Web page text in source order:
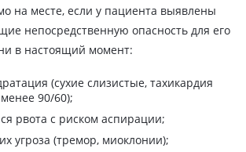
на месте, если у пациента выявлены
непосредственную опасность для его
в настоящий момент:
(сухие слизистые, тахикардия
90/60);
рвота с риском аспирации;
угроза (тремор, миоклонии);